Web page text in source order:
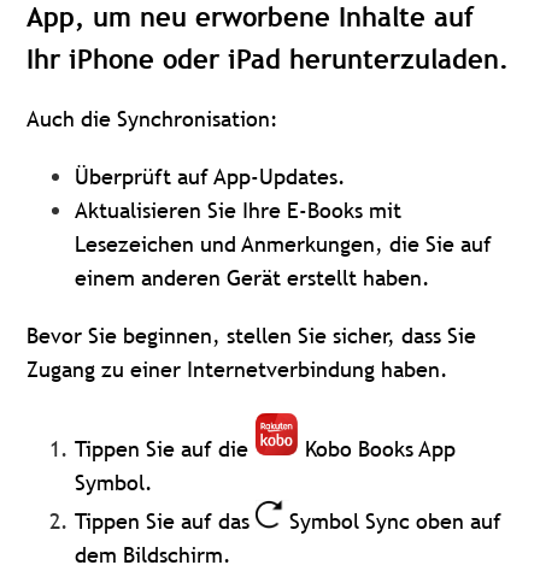
App, um neu erworbene Inhalte auf
Ihr iPhone oder iPad herunterzuladen.
Auch die Synchronisation:
Überprüft auf App-Updates.
Aktualisieren Sie Ihre E-Books mit
Lesezeichen und Anmerkungen, die Sie auf
einem anderen Gerät erstellt haben.
Bevor Sie beginnen, stellen Sie sicher, dass Sie
Zugang zu einer Internetverbindung haben.
Tippen Sie auf die
Kobo Books App
Symbol.
Tippen Sie auf das
Symbol Sync oben auf
dem Bildschirm.